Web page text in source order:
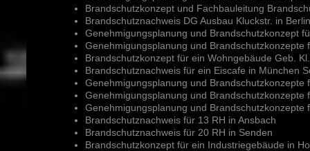
Brandschutzkonzept und Fachbauleitung
Brandschutznachweis DG Ausbau Kluckstr. in Berlin
Genehmigungsplanung und Brandschutzkonzept
Genehmigungsplanung und
Brandschutzkonzept für ein Wohngebäude Geb.
Brandschutznachweis für ein Eiscafe in München
Genehmigungsplanung und Brandschutzkonzepte
Genehmigungsplanung und Brandschutzkonzepte
Genehmigungsplanung und
Brandschutznachweis für 13 RH in Ansbach
Brandschutznachweis für 20 RH in Senden
Brandschutzkonzept für ein Industriegebäude in